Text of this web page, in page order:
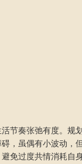
节奏张弛有度。规
，虽偶有小波动，
免过度共情消耗自